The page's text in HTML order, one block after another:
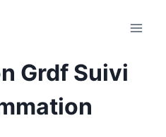
Grdf Suivi